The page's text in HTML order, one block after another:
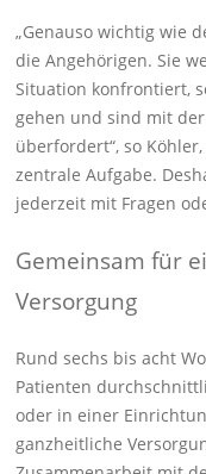
„Genauso wichtig wie
die Angehörigen. Sie
Situation konfrontiert,
gehen und sind mit
überfordert“, so
zentrale Aufgabe.
jederzeit mit Fragen
Gemeinsam für
Versorgung
Rund sechs bis acht
Patienten
oder in einer
ganzheitliche